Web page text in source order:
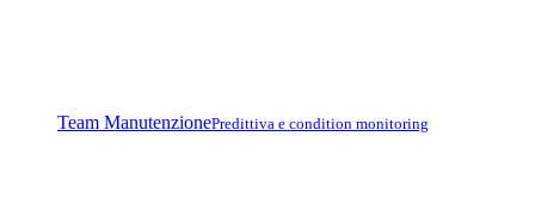
Team ManutenzionePredittiva e condition monitoring